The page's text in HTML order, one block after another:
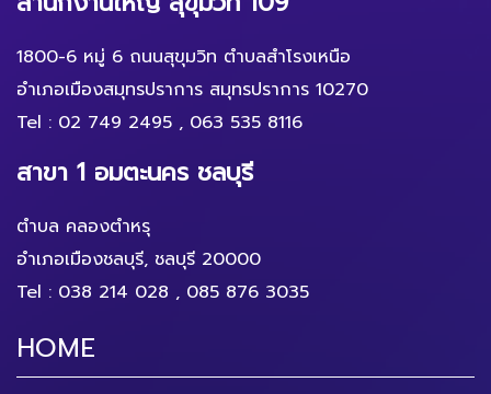
1800-6 หมู่ 6 ถนนสุขุมวิท ตำบลสำโรงเหนือ
อำเภอเมืองสมุทรปราการ สมุทรปราการ 10270
Tel : 02 749 2495 , 063 535 8116
สาขา 1 อมตะนคร ชลบุรี
ตำบล คลองตำหรุ
อำเภอเมืองชลบุรี, ชลบุรี 20000
Tel : 038 214 028 , 085 876 3035
HOME